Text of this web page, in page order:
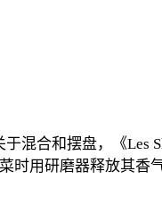
于混合和摆盘，《Les
时用研磨器释放其香气